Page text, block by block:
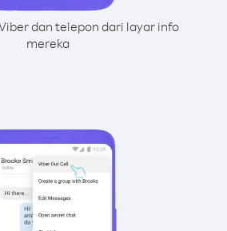
dan telepon dari layar info
mereka